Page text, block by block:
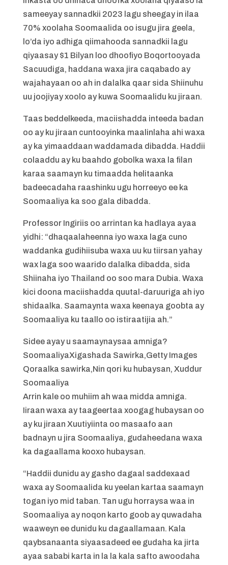
sameeyay sannadkii 2023 lagu sheegay in ilaa
70% xoolaha Soomaalida oo isugu jira geela,
lo’da iyo adhiga qiimahooda sannadkii lagu
qiyaasay $1 Bilyan loo dhoofiyo Boqortooyada
Sacuudiga, haddana waxa jira caqabado ay
wajahayaan oo ah in dalalka qaar sida Shiinuhu
uu joojiyay xoolo ay kuwa Soomaalidu ku jiraan.
Taas beddelkeeda, maciishadda inteeda badan
oo ay ku jiraan cuntooyinka maalinlaha ahi waxa
ay ka yimaaddaan waddamada dibadda. Haddii
colaaddu ay ku baahdo gobolka waxa la filan
karaa saamayn ku timaadda helitaanka
badeecadaha raashinku ugu horreeyo ee ka
Soomaaliya ka soo gala dibadda.
Professor Ingiriis oo arrintan ka hadlaya ayaa
yidhi: “dhaqaalaheenna iyo waxa laga cuno
waddanka gudihiisuba waxa uu ku tiirsan yahay
wax laga soo waarido dalalka dibadda, sida
Shiinaha iyo Thailand oo soo mara Dubia. Waxa
kici doona maciishadda quutal-daruuriga ah iyo
shidaalka. Saamaynta waxa keenaya goobta ay
Soomaaliya ku taallo oo istiraatijia ah.”
Sidee ayay u saamaynaysaa amniga?
SoomaaliyaXigashada Sawirka,Getty Images
Qoraalka sawirka,Nin qori ku hubaysan, Xuddur
Soomaaliya
Arrin kale oo muhiim ah waa midda amniga.
Iiraan waxa ay taageertaa xoogag hubaysan oo
ay ku jiraan Xuutiyiinta oo masaafo aan
badnayn u jira Soomaaliya, gudaheedana waxa
ka dagaallama kooxo hubaysan.
“Haddii dunidu ay gasho dagaal saddexaad
waxa ay Soomaalida ku yeelan kartaa saamayn
togan iyo mid taban. Tan ugu horraysa waa in
Soomaaliya ay noqon karto goob ay quwadaha
waaweyn ee dunidu ku dagaallamaan. Kala
qaybsanaanta siyaasadeed ee gudaha ka jirta
ayaa sababi karta in la la kala safto awoodaha